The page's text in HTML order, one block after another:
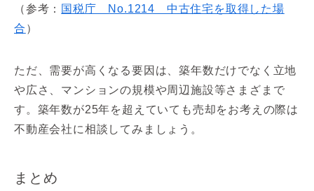
（参考： 国税庁 No.1214 中古住宅を取得した場
合 ）
ただ、需要が高くなる要因は、築年数だけでなく立地
や広さ、マンションの規模や周辺施設等さまざまで
す。築年数が25年を超えていても売却をお考えの際は
不動産会社に相談してみましょう。
まとめ